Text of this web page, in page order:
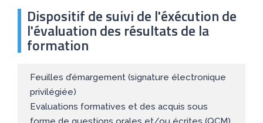
Dispositif de suivi de l'éxécution de
l'évaluation des résultats de la
formation
Feuilles d’émargement (signature électronique
privilégiée)
Evaluations formatives et des acquis sous